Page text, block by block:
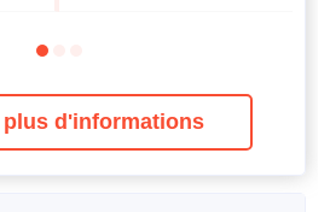
d'informations